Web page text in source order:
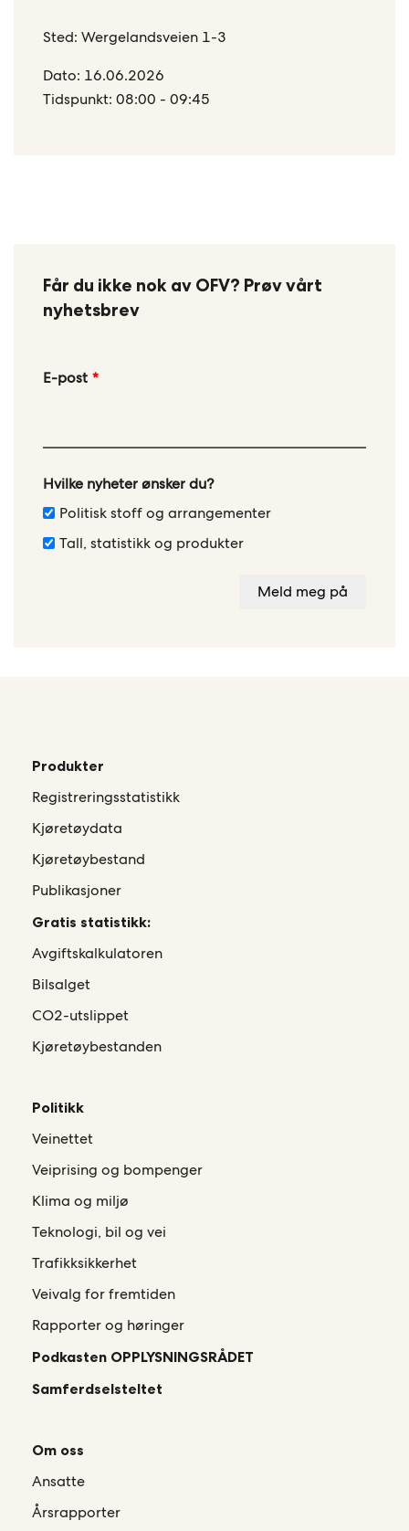
Sted: Wergelandsveien 1-3
Dato: 16.06.2026
Tidspunkt: 08:00 - 09:45
Får du ikke nok av OFV? Prøv vårt
nyhetsbrev
Leave
blank
E-post
Hvilke nyheter ønsker du?
Politisk stoff og arrangementer
Tall, statistikk og produkter
Meld meg på
Produkter
Registreringsstatistikk
Kjøretøydata
Kjøretøybestand
Publikasjoner
Gratis statistikk:
Avgiftskalkulatoren
Bilsalget
CO2-utslippet
Kjøretøybestanden
Politikk
Veinettet
Veiprising og bompenger
Klima og miljø
Teknologi, bil og vei
Trafikksikkerhet
Veivalg for fremtiden
Rapporter og høringer
Podkasten OPPLYSNINGSRÅDET
Samferdselsteltet
Om oss
Ansatte
Årsrapporter